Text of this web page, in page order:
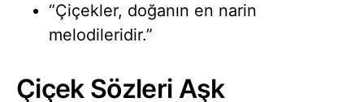
“Çiçekler, doğanın en narin
melodileridir.”
Çiçek Sözleri Aşk